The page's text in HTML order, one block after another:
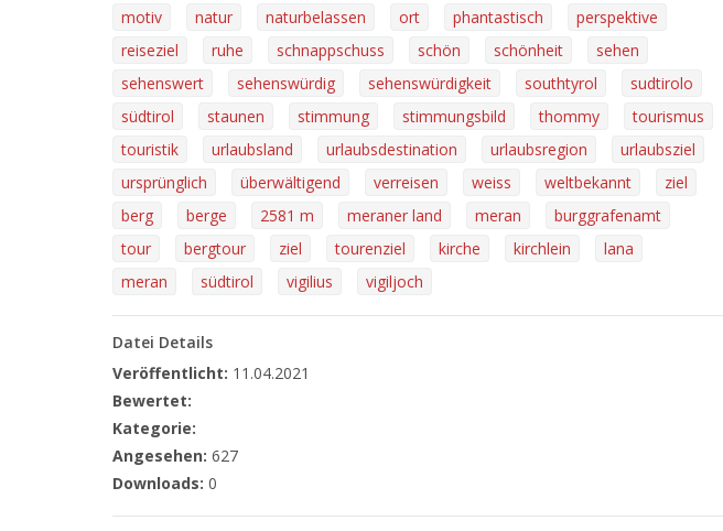
motiv
natur naturbelassen ort phantastisch
perspektive
reiseziel
ruhe schnappschuss schön schönheit
sehen
sehenswert
sehenswürdig sehenswürdigkeit southtyrol
sudtirolo
südtirol
staunen stimmung stimmungsbild thommy
tourismus
touristik
urlaubsland urlaubsdestination urlaubsregion
urlaubsziel
ursprünglich
überwältigend verreisen weiss weltbekannt
ziel
berg
berge 2581 m meraner land meran
burggrafenamt
tour
bergtour ziel tourenziel kirche kirchlein
lana
meran
südtirol vigilius vigiljoch
Datei Details
Veröffentlicht: 11.04.2021
Bewertet:
Kategorie:
Angesehen: 627
Downloads: 0